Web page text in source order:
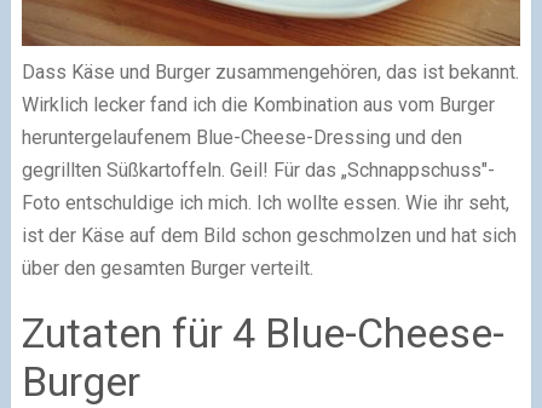
Dass Käse und Burger zusammengehören, das ist bekannt.
Wirklich lecker fand ich die Kombination aus vom Burger
heruntergelaufenem Blue-Cheese-Dressing und den
gegrillten Süßkartoffeln. Geil! Für das „Schnappschuss"-
Foto entschuldige ich mich. Ich wollte essen. Wie ihr seht,
ist der Käse auf dem Bild schon geschmolzen und hat sich
über den gesamten Burger verteilt.
Zutaten für 4 Blue-Cheese-
Burger